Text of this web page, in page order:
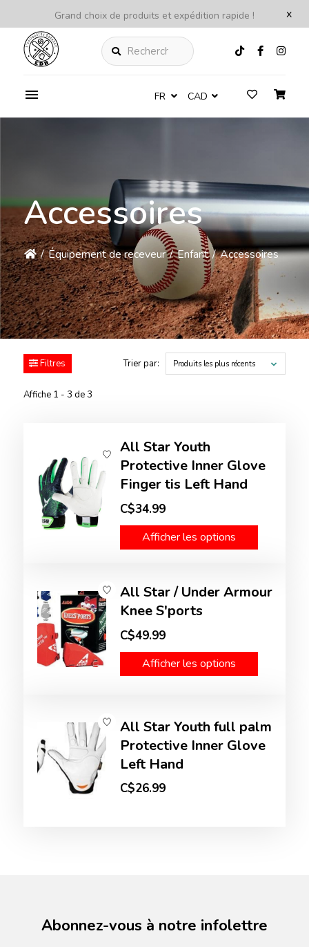
x
Grand choix de produits et expédition rapide !
Rechercher
FR CAD
Accessoires
/ Équipement de receveur / Enfant / Accessoires
Filtres
Affiche 1 - 3 de 3
Trier par: Produits les plus récents
All Star Youth
Protective Inner Glove
Finger tis Left Hand
C$34.99
Afficher les options
All Star / Under Armour
Knee S'ports
C$49.99
Afficher les options
All Star Youth full palm
Protective Inner Glove
Left Hand
C$26.99
Abonnez-vous à notre infolettre